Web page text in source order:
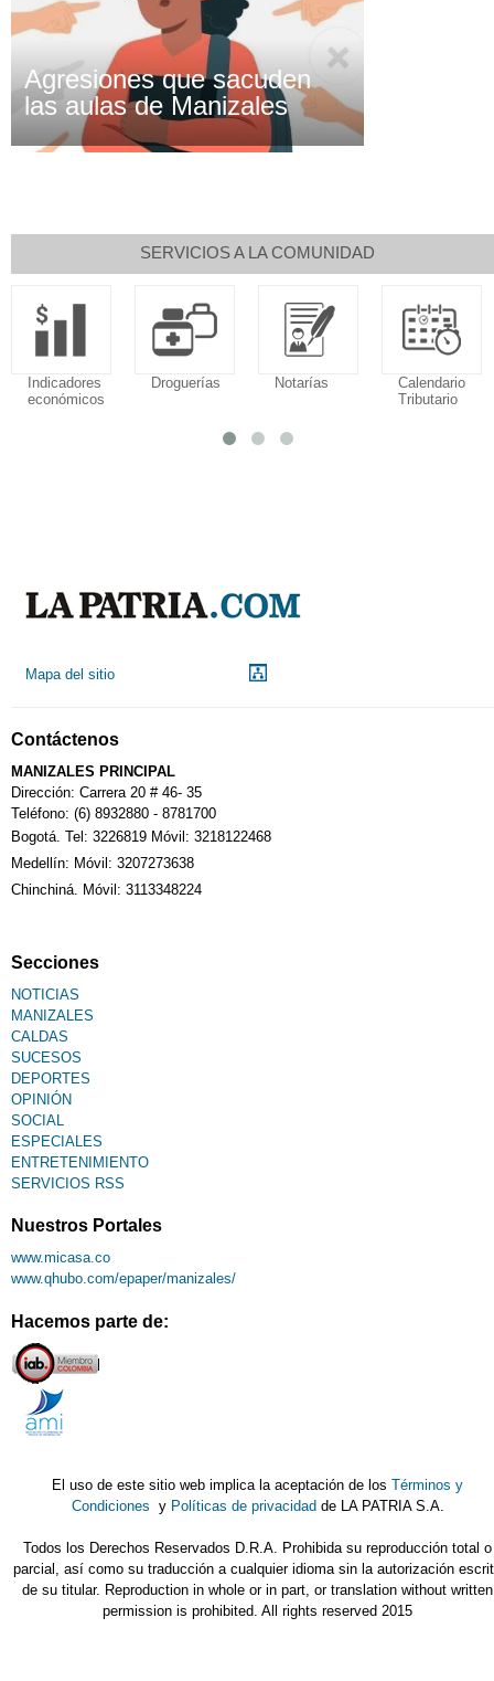
Agresiones que sacuden
las aulas de Manizales
SERVICIOS A LA COMUNIDAD
Droguerías Notarías
Calendario
Sudoku
Mapa del sitio
Contáctenos
MANIZALES PRINCIPAL
Dirección: Carrera 20 # 46- 35
Teléfono: (6) 8932880 - 8781700
Bogotá. Tel: 3226819 Móvil: 3218122468
Medellín: Móvil: 3207273638
Chinchiná. Móvil: 3113348224
Secciones
NOTICIAS
MANIZALES
CALDAS
SUCESOS
DEPORTES
OPINIÓN
SOCIAL
ESPECIALES
ENTRETENIMIENTO
SERVICIOS RSS
Nuestros Portales
www.micasa.co
www.qhubo.com/epaper/manizales/
Hacemos parte de:
El uso de este sitio web implica la aceptación de losTérminos y
Condiciones y Políticas de privacidad de LA PATRIA S.A.
Todos los Derechos Reservados D.R.A. Prohibida su reproducción total o
parcial, así como su traducción a cualquier idioma sin la autorización
de su titular. Reproduction in whole or in part, or translation without written
permission is prohibited. All rights reserved 2015